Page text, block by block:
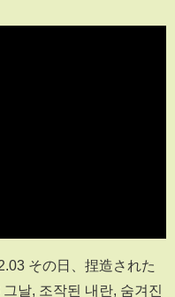
その日、捏造された
날, 조작된 내란, 숨겨진